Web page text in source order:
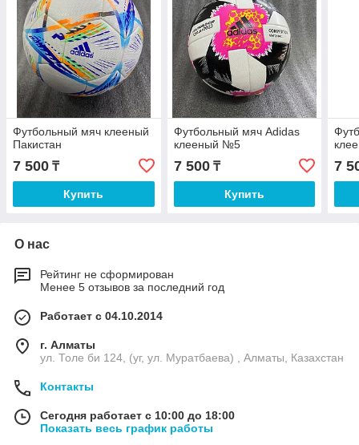
Футбольный мяч клееный
Пакистан
7 500 ₸
Купить
Футбольный мяч Adidas
клееный №5
7 500₸
Купить
7
О нас
Рейтинг не сформирован
Менее 5 отзывов за последний год
Работает с 04.10.2014
г. Алматы
ул. Толе би 124, (уг, ул. Муратбаева) , Алматы, Казахстан
Контакты
Сегодня работает с 10:00 до 18:00
Показать весь график работы